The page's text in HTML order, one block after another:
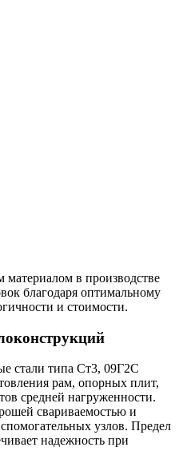
в производстве
благодаря оптимальному
и стоимости.
стали типа Ст3, 09Г2С
рам, опорных плит,
средней нагруженности.
свариваемостью и
узлов. Предел
надежность при